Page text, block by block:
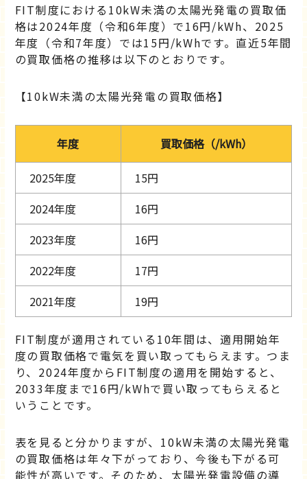
FIT制度における10kW未満の太陽光発電の買取価
格は2024年度（令和6年度）で16円/kWh、2025
年度（令和7年度）では15円/kWhです。直近5年間
の買取価格の推移は以下のとおりです。
【10kW未満の太陽光発電の買取価格】
​​年度 買取価格（/kWh）
2025年度
15円
2024年度
16円
2023年度
16円
2022年度
17円
2021年度
19円
FIT制度が適用されている10年間は、適用開始年
度の買取価格で電気を買い取ってもらえます。つま
り、2024年度からFIT制度の適用を開始すると、
2033年度まで16円/kWhで買い取ってもらえると
いうことです。
表を見ると分かりますが、10kW未満の太陽光発電
の買取価格は年々下がっており、今後も下がる可
能性が高いです。そのため、太陽光発電設備の導